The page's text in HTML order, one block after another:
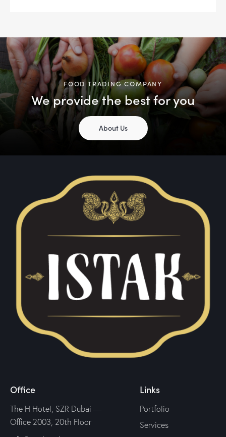
FOOD TRADING COMPANY
We provide the best for you
About Us
Office
The H Hotel, SZR Dubai —
Office 2003, 20th Floor
Links
Portfolio
Services